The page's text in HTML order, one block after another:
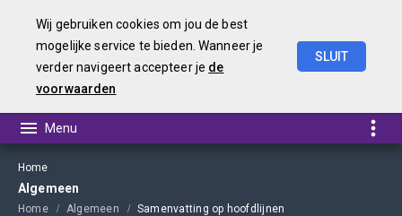
Wij gebruiken cookies om jou de best
mogelijke service te bieden. Wanneer je
verder navigeert accepteer je de
voorwaarden
SLUIT
Home
Algemeen
Home Algemeen Samenvatting op hoofdlijnen